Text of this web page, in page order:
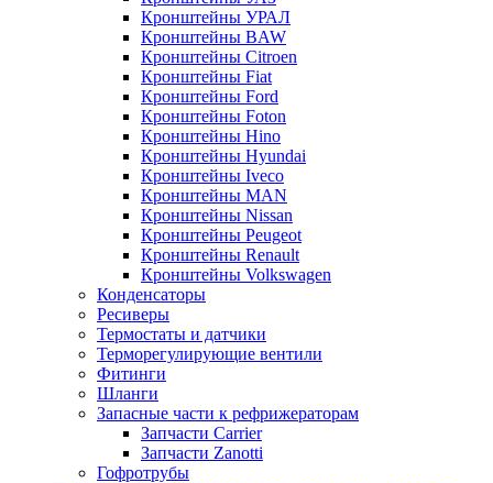
Кронштейны УРАЛ
Кронштейны BAW
Кронштейны Citroen
Кронштейны Fiat
Кронштейны Ford
Кронштейны Foton
Кронштейны Hino
Кронштейны Hyundai
Кронштейны Iveco
Кронштейны MAN
Кронштейны Nissan
Кронштейны Peugeot
Кронштейны Renault
Кронштейны Volkswagen
Конденсаторы
Ресиверы
Термостаты и датчики
Терморегулирующие вентили
Фитинги
Шланги
Запасные части к рефрижераторам
Запчасти Carrier
Запчасти Zanotti
Гофротрубы